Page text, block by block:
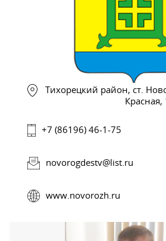
Тихорецкий район, ст.
Красная,
+7 (86196) 46-1-75
novorogdestv@list.ru
www.novorozh.ru